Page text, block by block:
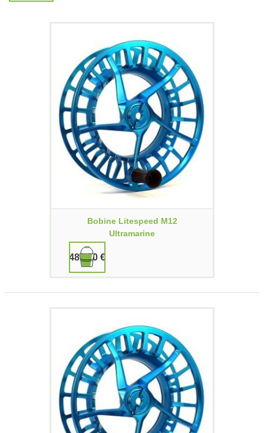
Bobine Litespeed M12
Ultramarine
489,90 €